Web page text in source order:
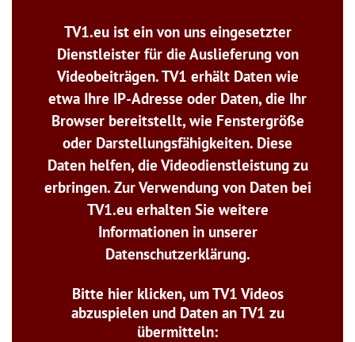
TV1.eu ist ein von uns eingesetzter
Dienstleister für die Auslieferung von
Videobeiträgen. TV1 erhält Daten wie
etwa Ihre IP-Adresse oder Daten, die Ihr
Browser bereitstellt, wie Fenstergröße
oder Darstellungsfähigkeiten. Diese
Daten helfen, die Videodienstleistung zu
erbringen. Zur Verwendung von Daten bei
TV1.eu erhalten Sie weitere
Informationen in unserer
Datenschutzerklärung.
Bitte hier klicken, um TV1 Videos
abzuspielen und Daten an TV1 zu
übermitteln: